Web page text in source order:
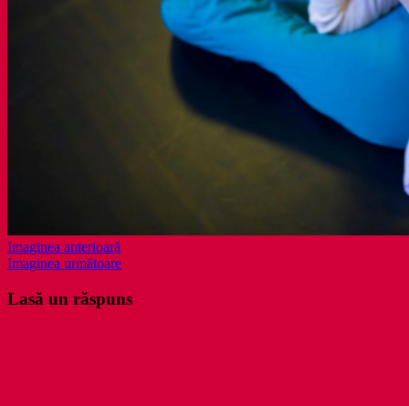
Imaginea anterioară
Imaginea următoare
Lasă un răspuns